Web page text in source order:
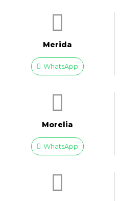
Merida
WhatsApp
Morelia
WhatsApp